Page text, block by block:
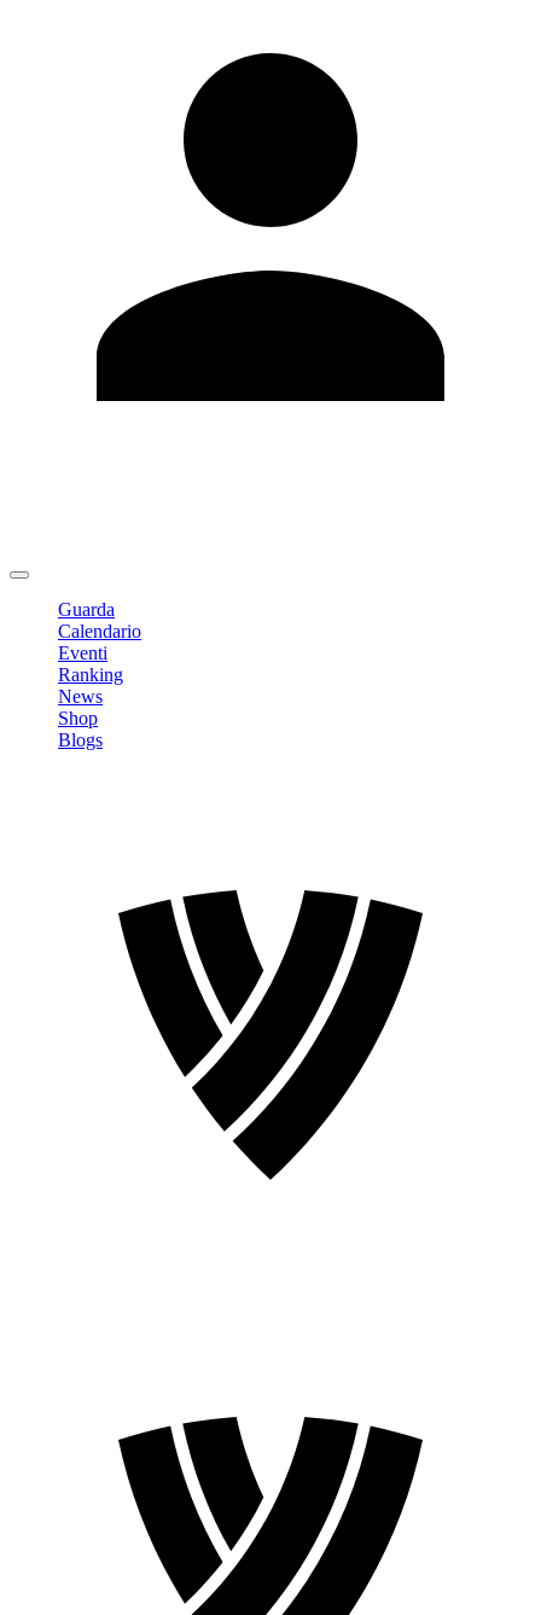
Guarda
Calendario
Eventi
Ranking
News
Shop
Blogs